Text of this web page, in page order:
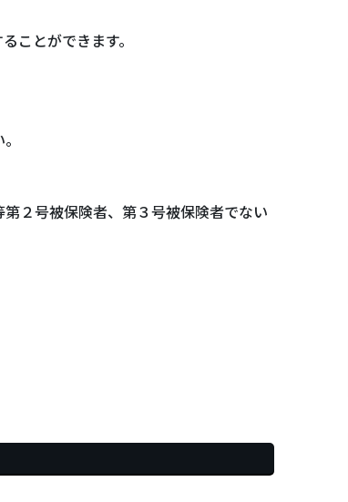
ことができます。
２号被保険者、第３号被保険者でない